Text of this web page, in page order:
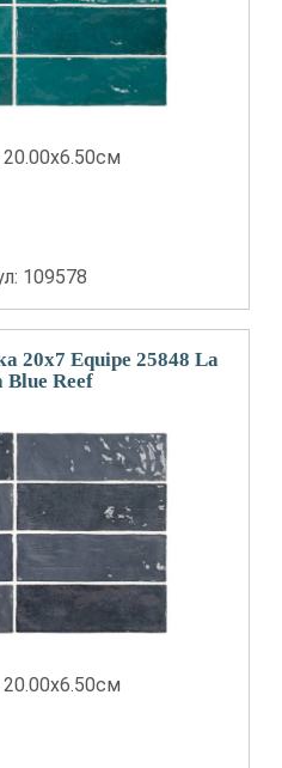
20.00x6.50см
109578
20x7 Equipe 25848 La
Reef
20.00x6.50см